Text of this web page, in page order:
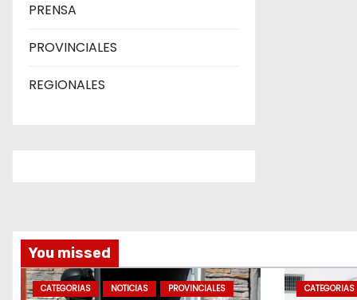
PRENSA
PROVINCIALES
REGIONALES
You missed
CATEGORIAS NOTICIAS PROVINCIALES CATEGORIAS